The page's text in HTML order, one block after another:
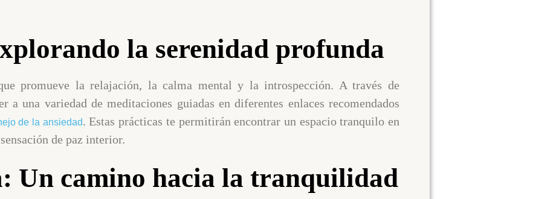
la serenidad profunda
promueve la relajación, la calma mental y la introspección. A través de
a una variedad de meditaciones guiadas en diferentes enlaces recomendados
de la ansiedad. Estas prácticas te permitirán encontrar un espacio tranquilo en
de paz interior.
Un camino hacia la tranquilidad